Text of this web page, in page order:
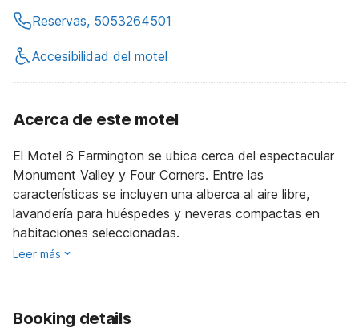
Reservas, 5053264501
Accesibilidad del motel
Acerca de este motel
El Motel 6 Farmington se ubica cerca del espectacular
Monument Valley y Four Corners. Entre las
características se incluyen una alberca al aire libre,
lavandería para huéspedes y neveras compactas en
habitaciones seleccionadas.
Leer más
Booking details